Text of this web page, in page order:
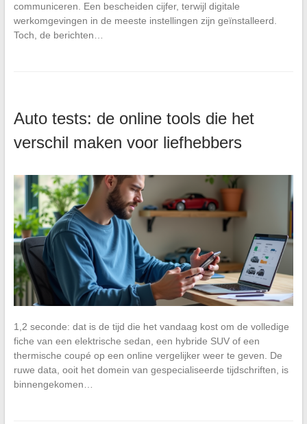
communiceren. Een bescheiden cijfer, terwijl digitale
werkomgevingen in de meeste instellingen zijn geïnstalleerd.
Toch, de berichten…
Auto tests: de online tools die het
verschil maken voor liefhebbers
1,2 seconde: dat is de tijd die het vandaag kost om de volledige
fiche van een elektrische sedan, een hybride SUV of een
thermische coupé op een online vergelijker weer te geven. De
ruwe data, ooit het domein van gespecialiseerde tijdschriften, is
binnengekomen…